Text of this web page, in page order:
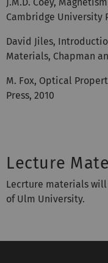
Cambridge University
David Jiles,
Materials, Chapman
M. Fox, Optical
Press, 2010
Lecture
Lecrture materials
of Ulm University.